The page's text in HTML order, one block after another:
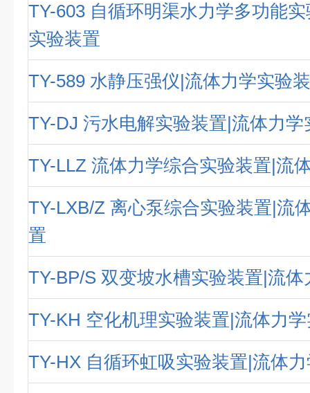
TY-603 自循环明渠水力学多功能
实验装置
TY-589 水静压强仪|流体力学实验
TY-DJ 污水电解实验装置|流体力学
TY-LLZ 流体力学综合实验装置|流
TY-LXB/Z 离心泵综合实验装置|流
置
TY-BP/S 双变坡水槽实验装置|流
TY-KH 空化机理实验装置|流体力
TY-HX 自循环虹吸实验装置|流体